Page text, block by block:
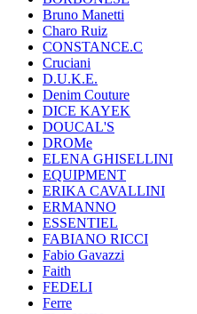
Bruno Manetti
Charo Ruiz
CONSTANCE.C
Cruciani
D.U.K.E.
Denim Couture
DICE KAYEK
DOUCAL'S
DROMe
ELENA GHISELLINI
EQUIPMENT
ERIKA CAVALLINI
ERMANNO
ESSENTIEL
FABIANO RICCI
Fabio Gavazzi
Faith
FEDELI
Ferre